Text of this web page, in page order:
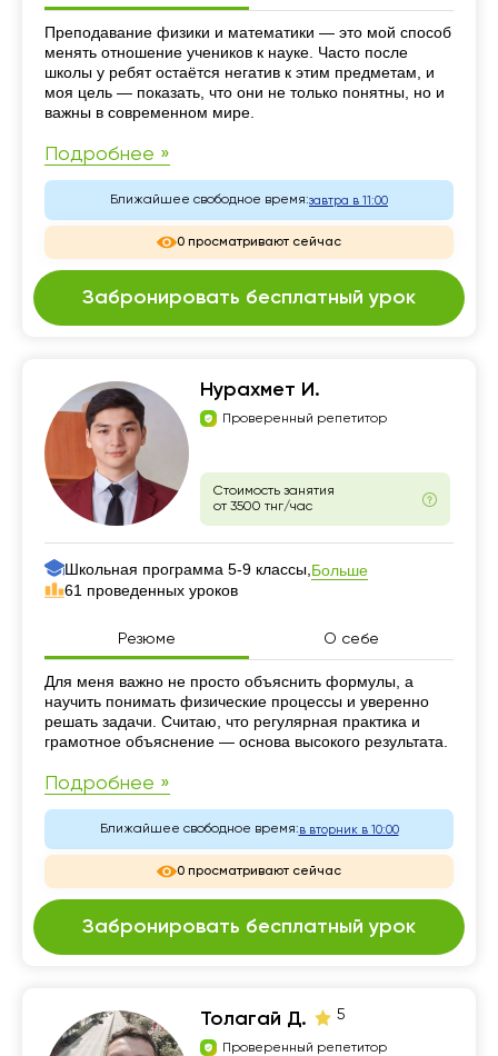
Резюме
Преподавание физики и математики — это мой способ
менять отношение учеников к науке. Часто после
школы у ребят остаётся негатив к этим предметам, и
моя цель — показать, что они не только понятны, но и
важны в современном мире.
Подробнее »
Ближайшее свободное время:завтра в 11:00
0 просматривают сейчас
Забронировать бесплатный урок
Нурахмет И.
Проверенный репетитор
Стоимость занятия
от 3500 тнг/час
Школьная программа 5-9 классы, Больше
61 проведенных уроков
Резюме О себе
Резюме
Для меня важно не просто объяснить формулы, а
научить понимать физические процессы и уверенно
решать задачи. Считаю, что регулярная практика и
грамотное объяснение — основа высокого результата.
Подробнее »
Ближайшее свободное время:в вторник в 10:00
0 просматривают сейчас
Забронировать бесплатный урок
Толагай Д. 5
Проверенный репетитор